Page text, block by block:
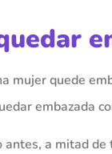
mujer quede
embazada
a mitad de